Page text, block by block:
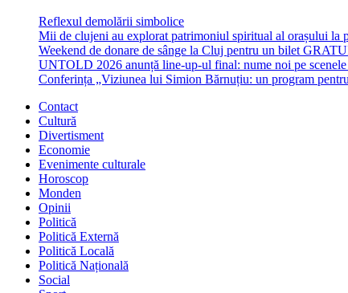
Reflexul demolării simbolice
Mii de clujeni au explorat patrimoniul spiritual al orașului la
Weekend de donare de sânge la Cluj pentru un bilet
UNTOLD 2026 anunță line-up-ul final: nume noi pe
Conferința „Viziunea lui Simion Bărnuțiu: un program
Contact
Cultură
Divertisment
Economie
Evenimente culturale
Horoscop
Monden
Opinii
Politică
Politică Externă
Politică Locală
Politică Națională
Social